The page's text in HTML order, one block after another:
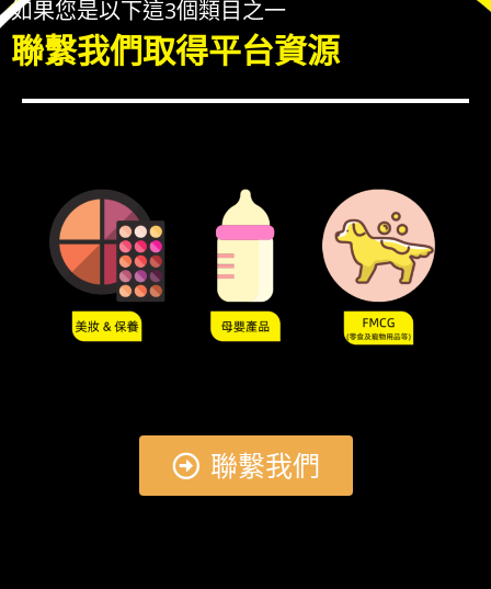
如果您是以下這3個類目之一
聯繫我們取得平台資源
聯繫我們